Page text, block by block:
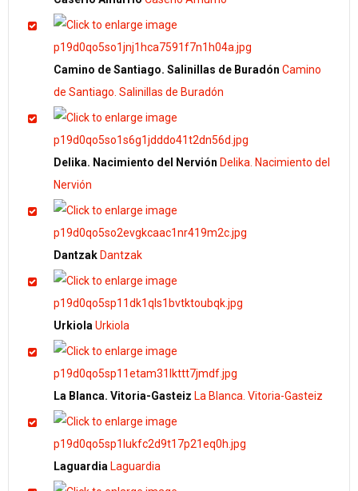
Camino de Santiago. Salinillas de Buradón Camino
de Santiago. Salinillas de Buradón
Delika. Nacimiento del Nervión Delika. Nacimiento del
Nervión
Dantzak Dantzak
Urkiola Urkiola
La Blanca. Vitoria-Gasteiz La Blanca. Vitoria-Gasteiz
Laguardia Laguardia